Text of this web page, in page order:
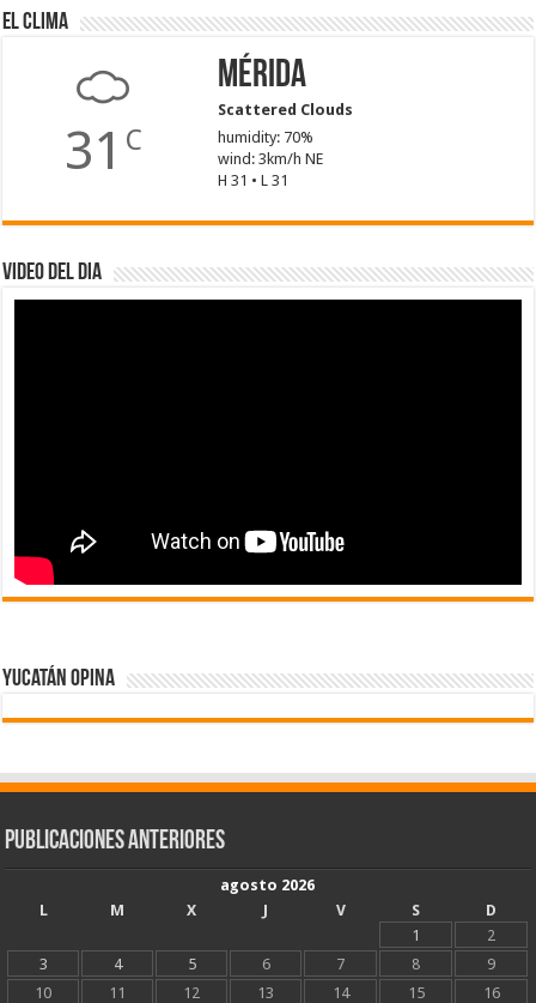
El Clima
31 C
Mérida
Scattered Clouds
humidity: 70%
wind: 3km/h NE
H 31 • L 31
Video del dia
Yucatán Opina
Publicaciones Anteriores
agosto 2026
L
M X J V S
D
1
2
3
4 5 6 7 8
9
10
11 12 13 14 15
16